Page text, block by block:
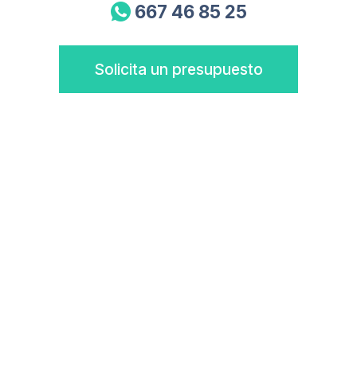
667 46 85 25
Solicita un presupuesto